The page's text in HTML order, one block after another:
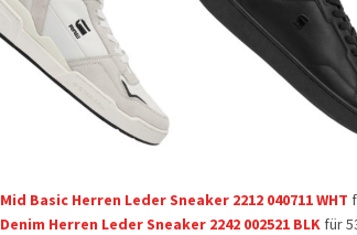
Mid Basic Herren Leder Sneaker 2212 040711 WHT
Denim Herren Leder Sneaker 2242 002521 BLK für